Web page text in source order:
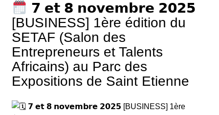
𝟳 𝗲𝘁 𝟴 𝗻𝗼𝘃𝗲𝗺𝗯𝗿𝗲 𝟮𝟬𝟮𝟱
[BUSINESS] 1ère édition du
SETAF (Salon des
Entrepreneurs et Talents
Africains) au Parc des
Expositions de Saint Etienne